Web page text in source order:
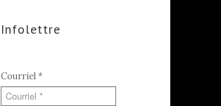
Infolettre
Courriel*